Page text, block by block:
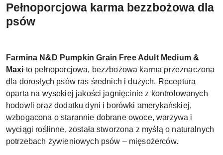
Pełnoporcjowa karma bezzbożowa dla
psów
Farmina N&D Pumpkin Grain Free Adult Medium &
Maxi to pełnoporcjowa, bezzbożowa karma przeznaczona
dla dorosłych psów ras średnich i dużych. Receptura
oparta na wysokiej jakości jagnięcinie z kontrolowanych
hodowli oraz dodatku dyni i borówki amerykańskiej,
wzbogacona o starannie dobrane owoce, warzywa i
wyciągi roślinne, została stworzona z myślą o naturalnych
potrzebach żywieniowych psów – mięsożerców.